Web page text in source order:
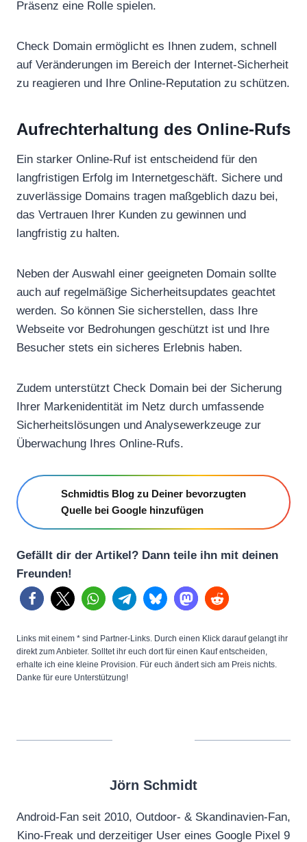
Präsenz eine Rolle spielen.
Check Domain ermöglicht es Ihnen zudem, schnell
auf Veränderungen im Bereich der Internet-Sicherheit
zu reagieren und Ihre Online-Reputation zu schützen.
Aufrechterhaltung des Online-Rufs
Ein starker Online-Ruf ist entscheidend für den
langfristigen Erfolg im Internetgeschäft. Sichere und
zuverlässige Domains tragen maßgeblich dazu bei,
das Vertrauen Ihrer Kunden zu gewinnen und
langfristig zu halten.
Neben der Auswahl einer geeigneten Domain sollte
auch auf regelmäßige Sicherheitsupdates geachtet
werden. So können Sie sicherstellen, dass Ihre
Webseite vor Bedrohungen geschützt ist und Ihre
Besucher stets ein sicheres Erlebnis haben.
Zudem unterstützt Check Domain bei der Sicherung
Ihrer Markenidentität im Netz durch umfassende
Sicherheitslösungen und Analysewerkzeuge zur
Überwachung Ihres Online-Rufs.
Schmidtis Blog zu Deiner bevorzugten
Quelle bei Google hinzufügen
Gefällt dir der Artikel? Dann teile ihn mit deinen
Freunden!
Links mit einem * sind Partner-Links. Durch einen Klick darauf gelangt ihr
direkt zum Anbieter. Solltet ihr euch dort für einen Kauf entscheiden,
erhalte ich eine kleine Provision. Für euch ändert sich am Preis nichts.
Danke für eure Unterstützung!
Jörn Schmidt
Android-Fan seit 2010, Outdoor- & Skandinavien-Fan,
Kino-Freak und derzeitiger User eines Google Pixel 9